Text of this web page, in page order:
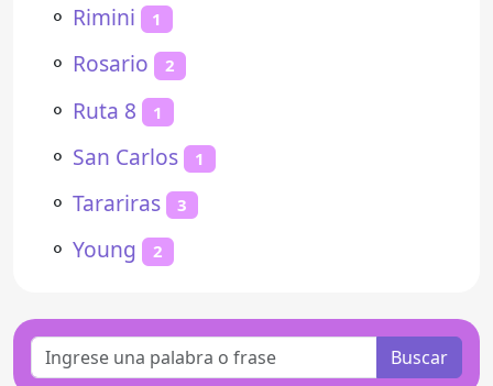
⚬ Rimini 1
⚬ Rosario 2
⚬ Ruta 8 1
⚬ San Carlos 1
⚬ Tarariras 3
⚬ Young 2
Buscar